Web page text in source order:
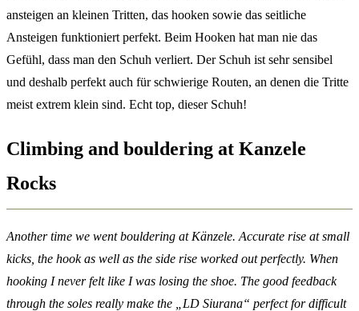
ansteigen an kleinen Tritten, das hooken sowie das seitliche
Ansteigen funktioniert perfekt. Beim Hooken hat man nie das
Gefühl, dass man den Schuh verliert. Der Schuh ist sehr sensibel
und deshalb perfekt auch für schwierige Routen, an denen die Tritte
meist extrem klein sind. Echt top, dieser Schuh!
Climbing and bouldering at Kanzele
Rocks
Another time we went bouldering at Känzele. Accurate rise at small
kicks, the hook as well as the side rise worked out perfectly. When
hooking I never felt like I was losing the shoe. The good feedback
through the soles really make the „LD Siurana“ perfect for difficult